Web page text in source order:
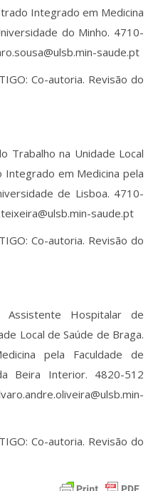
Integrado em Medicina
do Minho. 4710-
saude.pt
Co-autoria. Revisão do
Trabalho na Unidade Local
em Medicina pela
de Lisboa. 4710-
saude.pt
Co-autoria. Revisão do
Assistente Hospitalar de
Local de Saúde de Braga.
pela Faculdade de
Beira Interior. 4820-512
Co-autoria. Revisão do